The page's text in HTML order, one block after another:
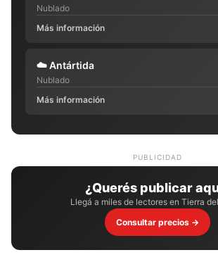
Nublado
Más información
☁️Antártida
Nublado
Más información
¿Querés publicar
Llegá a miles de lectores en Tierra
Consultar precios →